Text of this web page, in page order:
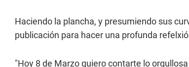
Haciendo la plancha, y presumiendo sus
publicación para hacer una profunda
"Hoy 8 de Marzo quiero contarte lo